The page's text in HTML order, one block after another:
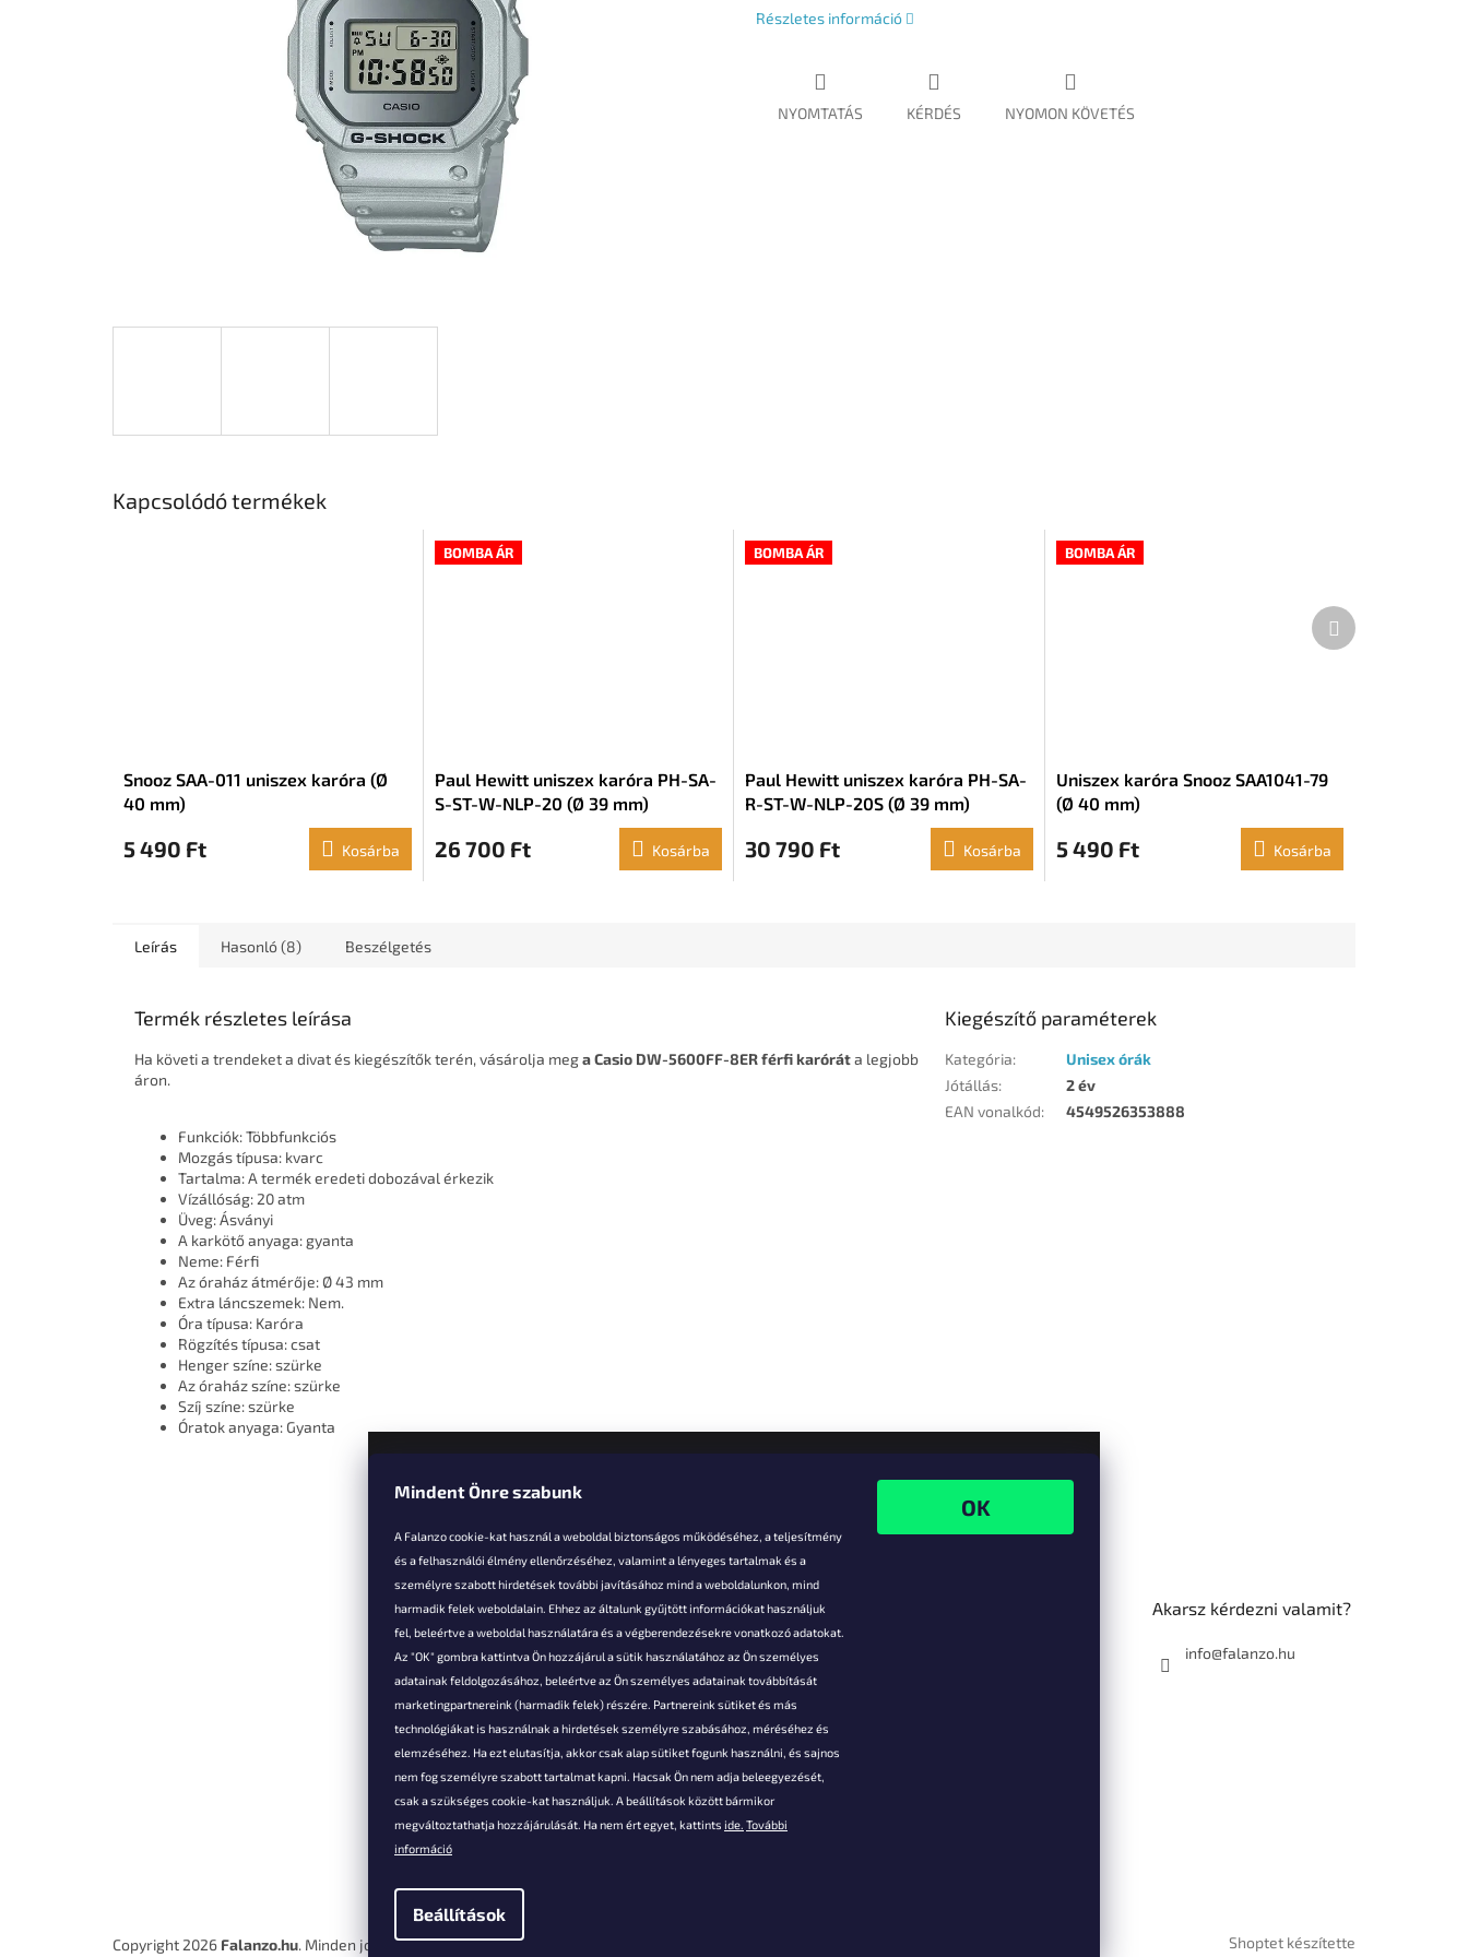
Mindent Önre szabunk
A Falanzo cookie-kat használ a weboldal biztonságos működéséhez, a teljesítmény
és a felhasználói élmény ellenőrzéséhez, valamint a lényeges tartalmak és a
személyre szabott hirdetések további javításához mind a weboldalunkon, mind
harmadik felek weboldalain. Ehhez az általunk gyűjtött információkat használjuk
fel, beleértve a weboldal használatára és a végberendezésekre vonatkozó adatokat.
Az "OK" gombra kattintva Ön hozzájárul a sütik használatához az Ön személyes
adatainak feldolgozásához, beleértve az Ön személyes adatainak továbbítását
marketingpartnereink (harmadik felek) részére. Partnereink sütiket és más
technológiákat is használnak a hirdetések személyre szabásához, méréséhez és
elemzéséhez. Ha ezt elutasítja, akkor csak alap sütiket fogunk használni, és sajnos
nem fog személyre szabott tartalmat kapni. Hacsak Ön nem adja beleegyezését,
csak a szükséges cookie-kat használjuk. A beállítások között bármikor
megváltoztathatja hozzájárulását. Ha nem ért egyet, kattints ide. További
információ
Beállítások
Részletes információ
NYOMTATÁS KÉRDÉS NYOMON KÖVETÉS
Kapcsolódó termékek
Snooz SAA-011 uniszex karóra (Ø
40 mm)
5 490 Ft Kosárba
BOMBA ÁR
Paul Hewitt uniszex karóra PH-SA-
S-ST-W-NLP-20 (Ø 39 mm)
26 700 Ft Kosárba
BOMBA ÁR
Paul Hewitt uniszex karóra PH-SA-
R-ST-W-NLP-20S (Ø 39 mm)
30 790 Ft Kosárba
BOMBA ÁR
Uniszex karóra Snooz SAA1041-79
(Ø 40 mm)
5 490 Ft Kosárba
Következő
termék
Leírás Hasonló (8) Beszélgetés
Termék részletes leírása
Ha követi a trendeket a divat és kiegészítők terén, vásárolja mega Casio DW-5600FF-8ER férfi karóráta legjobb
áron.
Funkciók: Többfunkciós
Mozgás típusa: kvarc
Tartalma: A termék eredeti dobozával érkezik
Vízállóság: 20 atm
Üveg: Ásványi
A karkötő anyaga: gyanta
Neme: Férfi
Az óraház átmérője: Ø 43 mm
Extra láncszemek: Nem.
Óra típusa: Karóra
Rögzítés típusa: csat
Henger színe: szürke
Az óraház színe: szürke
Szíj színe: szürke
Óratok anyaga: Gyanta
Kiegészítő paraméterek
Kategória:
Unisex órák
Jótállás:
2 év
EAN vonalkód: 4549526353888
Vevőknek
Hűségkedvezmények
Szállítás és fizetés
Panaszok és áruk
visszaküldése
Általános Szerződési
Feltételek
A személyes adatok
védelmének feltételei
Elérhetőségi adatok
Akarsz kérdezni valamit?
info@falanzo.hu
Shoptet készítette
Copyright 2026 Falanzo.hu. Minden jog fenntartva.